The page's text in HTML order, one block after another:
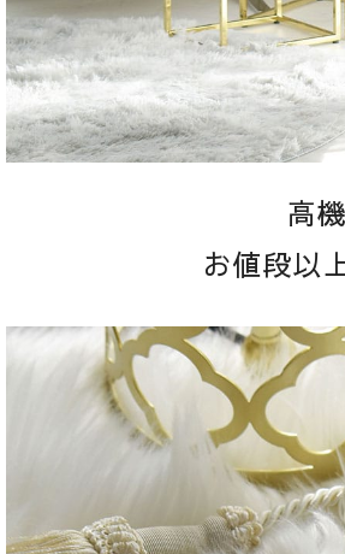
高
お値段以